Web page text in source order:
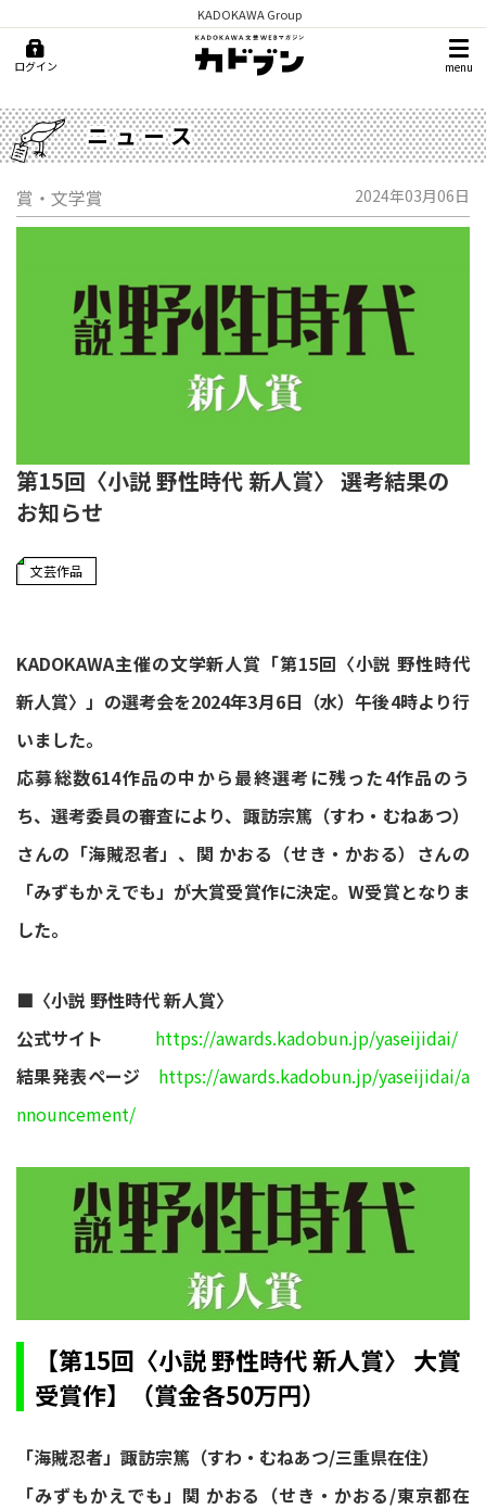
KADOKAWA Group
ログイン menu
ニュース
賞・文学賞 2024年03月06日
第15回〈小説 野性時代 新人賞〉 選考結果の
お知らせ
文芸作品
KADOKAWA主催の文学新人賞「第15回〈小説 野性時代
新人賞〉」の選考会を2024年3月6日（水）午後4時より行
いました。
応募総数614作品の中から最終選考に残った4作品のう
ち、選考委員の審査により、諏訪宗篤（すわ・むねあつ）
さんの「海賊忍者」、関 かおる（せき・かおる）さんの
「みずもかえでも」が大賞受賞作に決定。W受賞となりま
した。
■〈小説 野性時代 新人賞〉
公式サイト
https://awards.kadobun.jp/yaseijidai/
結果発表ページ
https://awards.kadobun.jp/yaseijidai/a
nnouncement/
【第15回〈小説 野性時代 新人賞〉 大賞
受賞作】（賞金各50万円）
「海賊忍者」諏訪宗篤（すわ・むねあつ/三重県在住）
「みずもかえでも」関 かおる（せき・かおる/東京都在